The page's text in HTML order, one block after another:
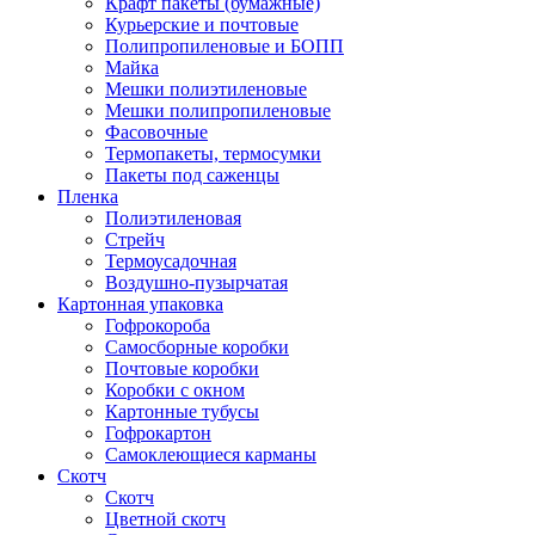
Курьерские и почтовые
Полипропиленовые и БОПП
Майка
Мешки полиэтиленовые
Мешки полипропиленовые
Фасовочные
Термопакеты, термосумки
Пакеты под саженцы
Пленка
Полиэтиленовая
Стрейч
Термоусадочная
Воздушно-пузырчатая
Картонная упаковка
Гофрокороба
Самосборные коробки
Почтовые коробки
Коробки с окном
Картонные тубусы
Гофрокартон
Самоклеющиеся карманы
Скотч
Скотч
Цветной скотч